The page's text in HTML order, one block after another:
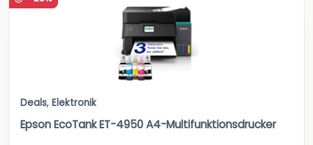
Deals, Elektronik
Epson EcoTank ET-4950 A4-Multifunktionsdrucker